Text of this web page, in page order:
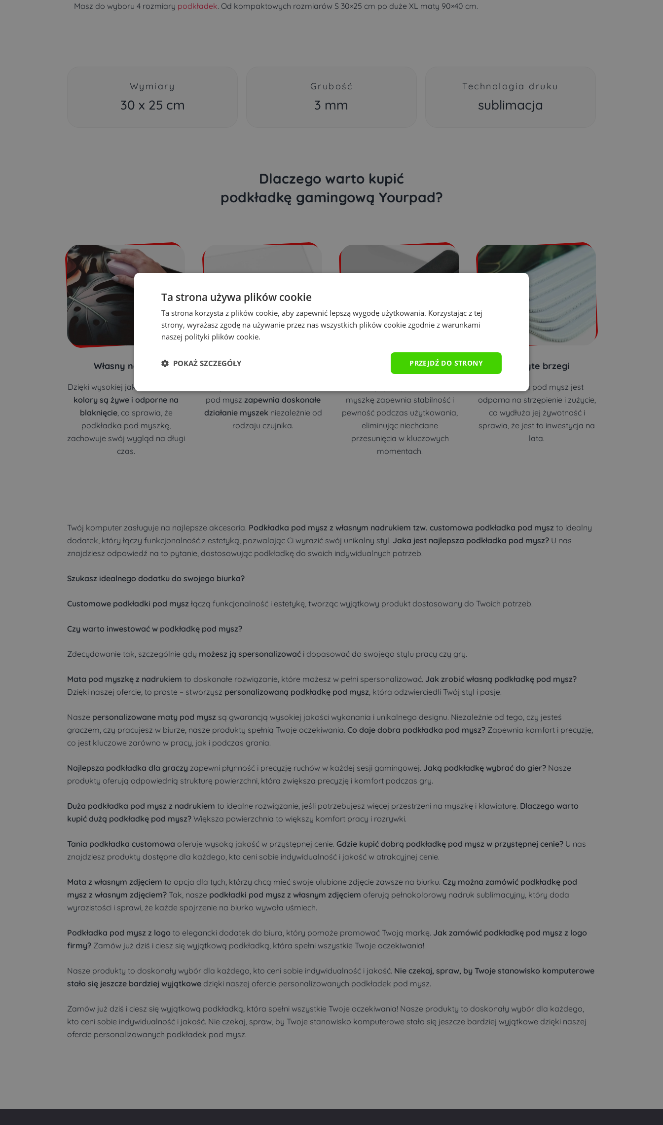
Masz do wyboru 4 rozmiary podkładek. Od kompaktowych rozmiarów S 30×25 cm po duże XL maty 90×40 cm.
Wymiary
30 x 25 cm
Grubość
3 mm
Technologia druku
sublimacja
Dlaczego warto kupić
podkładkę gamingową Yourpad?
Własny nadruk
Dzięki wysokiej jakości nadruku,
kolory są żywe i odporne na
blaknięcie, co sprawia, że
podkładka pod myszkę,
zachowuje swój wygląd na długi
czas.
Precyzja grania
pod mysz zapewnia doskonałe
działanie myszek niezależnie od
rodzaju czujnika.
Antypoślizgowy spód
myszkę zapewnia stabilność i
pewność podczas użytkowania,
eliminując niechciane
przesunięcia w kluczowych
momentach.
Obszyte brzegi
Podkładka pod mysz jest
odporna na strzępienie i zużycie,
co wydłuża jej żywotność i
sprawia, że jest to inwestycja na
lata.
Twój komputer zasługuje na najlepsze akcesoria. Podkładka pod mysz z własnym nadrukiem tzw. customowa podkładka pod mysz to idealny
dodatek, który łączy funkcjonalność z estetyką, pozwalając Ci wyrazić swój unikalny styl. Jaka jest najlepsza podkładka pod mysz? U nas
znajdziesz odpowiedź na to pytanie, dostosowując podkładkę do swoich indywidualnych potrzeb.
Szukasz idealnego dodatku do swojego biurka?
Customowe podkładki pod mysz łączą funkcjonalność i estetykę, tworząc wyjątkowy produkt dostosowany do Twoich potrzeb.
Czy warto inwestować w podkładkę pod mysz?
Zdecydowanie tak, szczególnie gdy możesz ją spersonalizować i dopasować do swojego stylu pracy czy gry.
Mata pod myszkę z nadrukiem to doskonałe rozwiązanie, które możesz w pełni spersonalizować. Jak zrobić własną podkładkę pod mysz?
Dzięki naszej ofercie, to proste – stworzysz personalizowaną podkładkę pod mysz, która odzwierciedli Twój styl i pasje.
Nasze personalizowane maty pod mysz są gwarancją wysokiej jakości wykonania i unikalnego designu. Niezależnie od tego, czy jesteś
graczem, czy pracujesz w biurze, nasze produkty spełnią Twoje oczekiwania. Co daje dobra podkładka pod mysz? Zapewnia komfort i precyzję,
co jest kluczowe zarówno w pracy, jak i podczas grania.
Najlepsza podkładka dla graczy zapewni płynność i precyzję ruchów w każdej sesji gamingowej. Jaką podkładkę wybrać do gier? Nasze
produkty oferują odpowiednią strukturę powierzchni, która zwiększa precyzję i komfort podczas gry.
Duża podkładka pod mysz z nadrukiem to idealne rozwiązanie, jeśli potrzebujesz więcej przestrzeni na myszkę i klawiaturę. Dlaczego warto
kupić dużą podkładkę pod mysz? Większa powierzchnia to większy komfort pracy i rozrywki.
Tania podkładka customowa oferuje wysoką jakość w przystępnej cenie. Gdzie kupić dobrą podkładkę pod mysz w przystępnej cenie? U nas
znajdziesz produkty dostępne dla każdego, kto ceni sobie indywidualność i jakość w atrakcyjnej cenie.
Mata z własnym zdjęciem to opcja dla tych, którzy chcą mieć swoje ulubione zdjęcie zawsze na biurku. Czy można zamówić podkładkę pod
mysz z własnym zdjęciem? Tak, nasze podkładki pod mysz z własnym zdjęciem oferują pełnokolorowy nadruk sublimacyjny, który doda
wyrazistości i sprawi, że każde spojrzenie na biurko wywoła uśmiech.
Podkładka pod mysz z logo to elegancki dodatek do biura, który pomoże promować Twoją markę. Jak zamówić podkładkę pod mysz z logo
firmy? Zamów już dziś i ciesz się wyjątkową podkładką, która spełni wszystkie Twoje oczekiwania!
Nasze produkty to doskonały wybór dla każdego, kto ceni sobie indywidualność i jakość. Nie czekaj, spraw, by Twoje stanowisko komputerowe
stało się jeszcze bardziej wyjątkowe dzięki naszej ofercie personalizowanych podkładek pod mysz.
Zamów już dziś i ciesz się wyjątkową podkładką, która spełni wszystkie Twoje oczekiwania! Nasze produkty to doskonały wybór dla każdego,
kto ceni sobie indywidualność i jakość. Nie czekaj, spraw, by Twoje stanowisko komputerowe stało się jeszcze bardziej wyjątkowe dzięki naszej
ofercie personalizowanych podkładek pod mysz.
Ta strona używa plików cookie
Ta strona korzysta z plików cookie, aby zapewnić lepszą wygodę użytkowania. Korzystając z tej
strony, wyrażasz zgodę na używanie przez nas wszystkich plików cookie zgodnie z warunkami
naszej polityki plików cookie.
PRZEJDŹ DO STRONY
POKAŻ SZCZEGÓŁY